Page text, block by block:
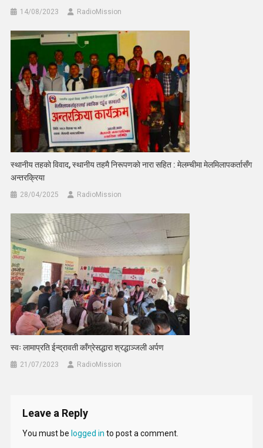
14/08/2023 RadioMission
स्थानीय तहकाे विवाद, स्थानीय तहमै निरूपणकाे नारा सहित : मेलम्चीमा मेलमिलापकर्तासँग
अन्तरक्रिया
28/04/2025 RadioMission
स्वः लामाप्रति ईन्द्रावती काँग्रेसद्धारा श्रद्धाञ्जली अर्पण
21/07/2023 RadioMission
Leave a Reply
You must be logged in to post a comment.